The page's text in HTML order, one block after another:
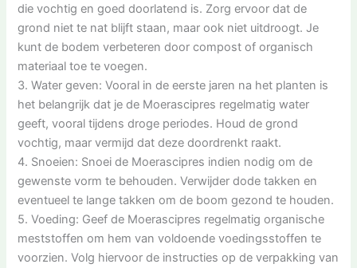
die vochtig en goed doorlatend is. Zorg ervoor dat de
grond niet te nat blijft staan, maar ook niet uitdroogt. Je
kunt de bodem verbeteren door compost of organisch
materiaal toe te voegen.
3. Water geven: Vooral in de eerste jaren na het planten is
het belangrijk dat je de Moerascipres regelmatig water
geeft, vooral tijdens droge periodes. Houd de grond
vochtig, maar vermijd dat deze doordrenkt raakt.
4. Snoeien: Snoei de Moerascipres indien nodig om de
gewenste vorm te behouden. Verwijder dode takken en
eventueel te lange takken om de boom gezond te houden.
5. Voeding: Geef de Moerascipres regelmatig organische
meststoffen om hem van voldoende voedingsstoffen te
voorzien. Volg hiervoor de instructies op de verpakking van